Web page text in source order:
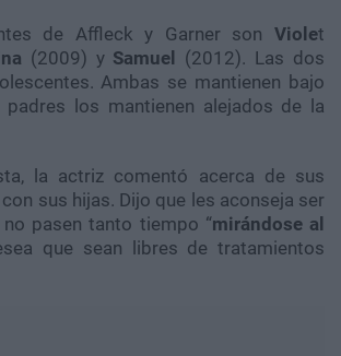
de Affleck y Garner son Violet
(2009) y Samuel (2012). Las dos
Ambas se mantienen bajo
padres los mantienen alejados de la
la actriz comentó acerca de sus
sus hijas. Dijo que les aconseja ser
pasen tanto tiempo “mirándose al
que sean libres de tratamientos